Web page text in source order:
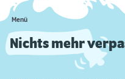
Menü
Nichts mehr